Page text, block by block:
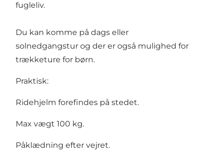
fugleliv.
Du kan komme på dags eller
solnedgangstur og der er også mulighed for
trækketure for børn.
Praktisk:
Ridehjelm forefindes på stedet.
Max vægt 100 kg.
Påklædning efter vejret.